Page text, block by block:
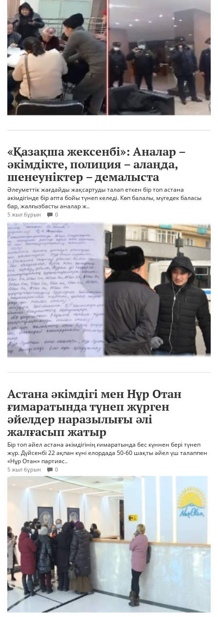
«Қазақша жексенбі»: Аналар –
әкімдікте, полиция – алаңда,
шенеуніктер – демалыста
Әлеуметтік жағдайды жақсартуды талап еткен бір топ астана
әкімдігінде бір апта бойы түнеп келеді. Көп балалы, мүгедек баласы
бар, жалғызбасты аналар ж..
5 жыл бұрын 0
Астана әкімдігі мен Нұр Отан
ғимаратында түнеп жүрген
әйелдер наразылығы әлі
жалғасып жатыр
Бір топ әйел астана әкімдігінің ғимаратында бес күннен бері түнеп
жүр. Дүйсенбі 22 ақпан күні елордада 50-60 шақты әйел үш талаппен
«Нұр Отан» партияс..
5 жыл бұрын 0